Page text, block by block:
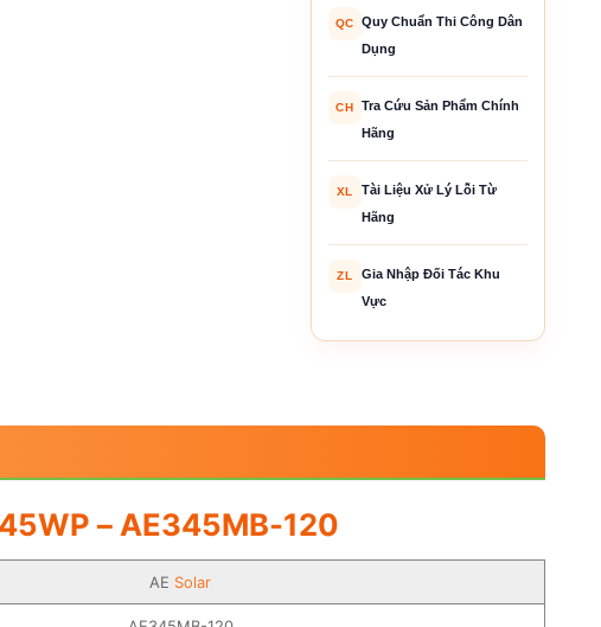
QC
Quy Chuẩn Thi Công Dân
Dụng
CH
Tra Cứu Sản Phẩm Chính
Hãng
XL
Tài Liệu Xử Lý Lỗi Từ
Hãng
ZL
Gia Nhập Đối Tác Khu
Vực
– AE345MB-120
AE Solar